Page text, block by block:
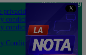
X
privacidad
condiciones
condiciones
Condiciones
Teléfono: 219
Av. San
Felipe 968
Jesús María